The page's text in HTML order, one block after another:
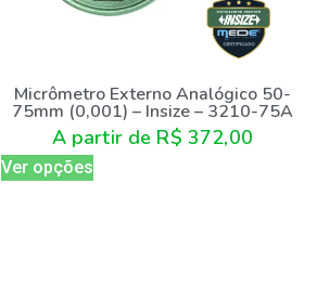
Micrômetro Externo Analógico 50-
75mm (0,001) – Insize – 3210-75A
A partir de R$ 372,00
Ver opções